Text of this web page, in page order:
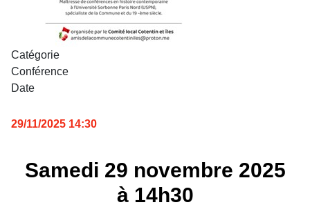
Catégorie
Conférence
Date
29/11/2025 14:30
Samedi 29 novembre 2025
à 14h30